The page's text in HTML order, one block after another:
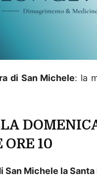
di San Michele: la
10
San Michele la